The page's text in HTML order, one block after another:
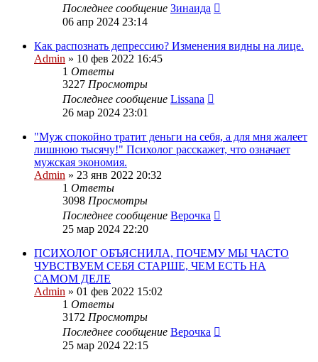
Последнее сообщение Зинаида
06 апр 2024 23:14
Как распознать депрессию? Изменения видны на лице.
Admin » 10 фев 2022 16:45
1 Ответы
3227 Просмотры
Последнее сообщение Lissana
26 мар 2024 23:01
"Муж спокойно тратит деньги на себя, а для мня жалеет
лишнюю тысячу!" Психолог расскажет, что означает
мужская экономия.
Admin » 23 янв 2022 20:32
1 Ответы
3098 Просмотры
Последнее сообщение Верочка
25 мар 2024 22:20
ПСИХОЛОГ ОБЪЯСНИЛА, ПОЧЕМУ МЫ ЧАСТО
ЧУВСТВУЕМ СЕБЯ СТАРШЕ, ЧЕМ ЕСТЬ НА
САМОМ ДЕЛЕ
Admin » 01 фев 2022 15:02
1 Ответы
3172 Просмотры
Последнее сообщение Верочка
25 мар 2024 22:15